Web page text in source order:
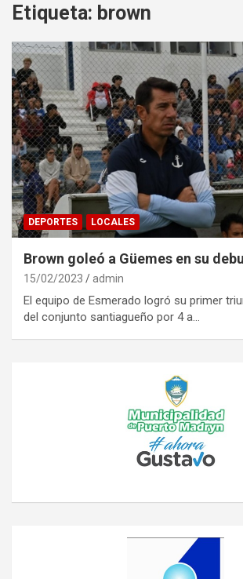
Etiqueta: brown
DEPORTES LOCALES
Brown goleó a Güemes en su
15/02/2023 admin
El equipo de Esmerado logró su primer
del conjunto santiagueño por 4 a…